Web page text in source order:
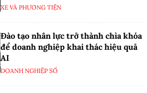
XE VÀ PHƯƠNG TIỆN
Đào tạo nhân lực trở thành chìa khóa
để doanh nghiệp khai thác hiệu quả
AI
DOANH NGHIỆP SỐ